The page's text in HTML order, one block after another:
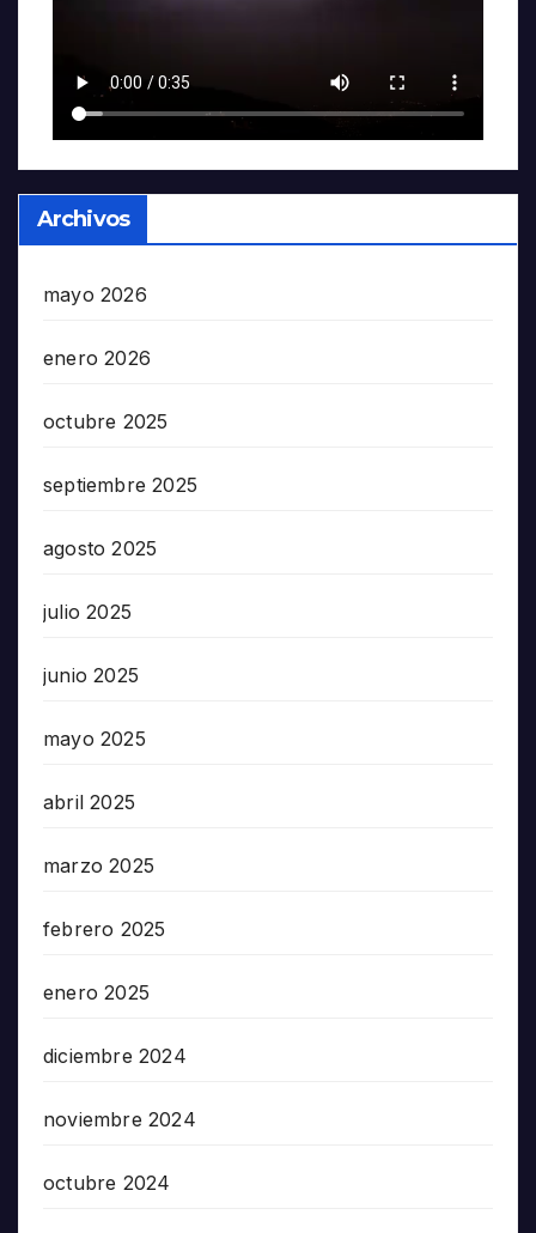
Archivos
mayo 2026
enero 2026
octubre 2025
septiembre 2025
agosto 2025
julio 2025
junio 2025
mayo 2025
abril 2025
marzo 2025
febrero 2025
enero 2025
diciembre 2024
noviembre 2024
octubre 2024